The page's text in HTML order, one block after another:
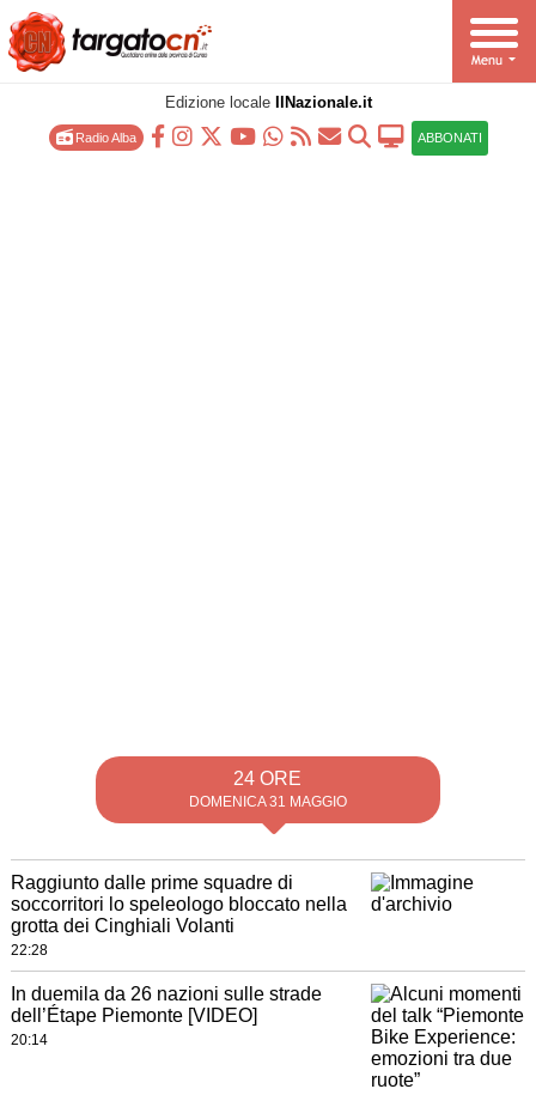
Edizione locale IlNazionale.it
Radio Alba ABBONATI
24 ORE
DOMENICA 31 MAGGIO
Raggiunto dalle prime squadre di
soccorritori lo speleologo bloccato nella
grotta dei Cinghiali Volanti
22:28
In duemila da 26 nazioni sulle strade
dell’Étape Piemonte [VIDEO]
20:14